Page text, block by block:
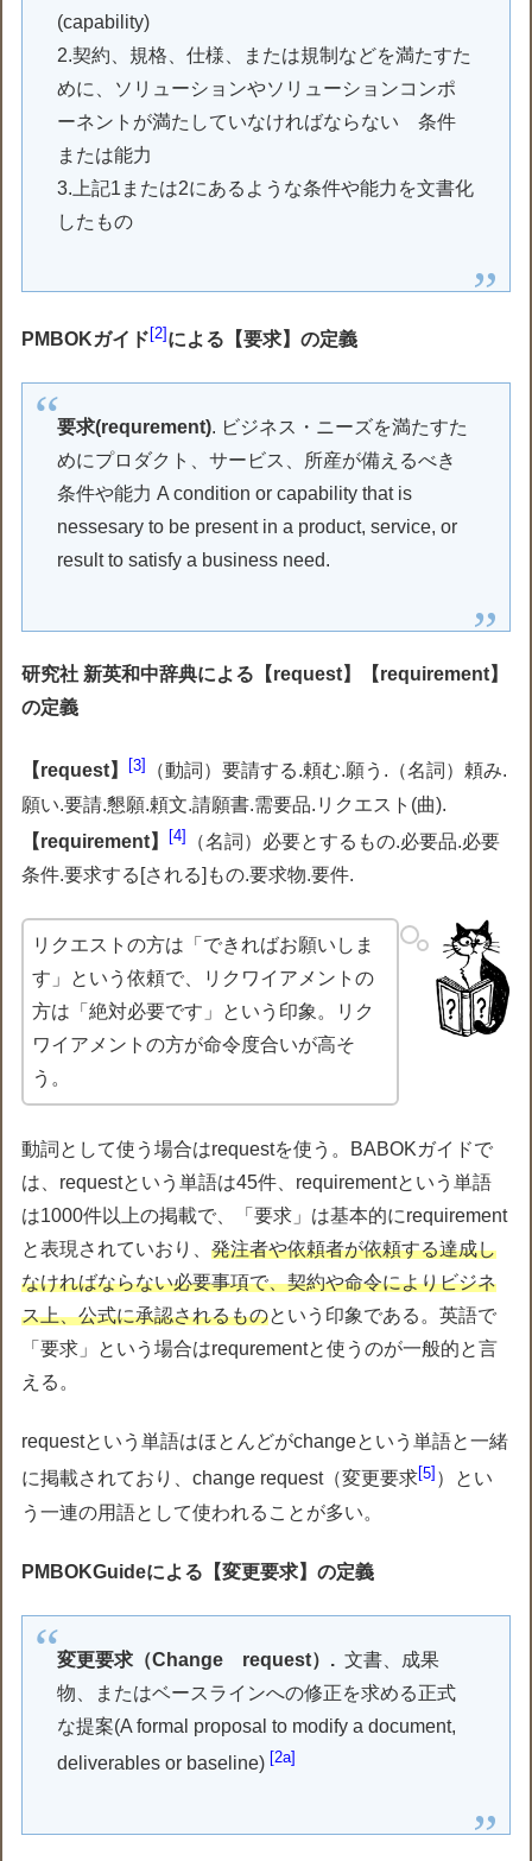
(capability)
2.契約、規格、仕様、または規制などを満たすた
めに、ソリューションやソリューションコンポ
ーネントが満たしていなければならない 条件
または能力
3.上記1または2にあるような条件や能力を文書化
したもの
PMBOKガイド 2 による【要求】の定義
要求(requrement). ビジネス・ニーズを満たすた
めにプロダクト、サービス、所産が備えるべき
条件や能力 A condition or capability that is
nessesary to be present in a product, service, or
result to satisfy a business need.
研究社 新英和中辞典による【request】【requirement】
の定義
【request】 3
（動詞）要請する.頼む.願う. （名詞）頼み.
願い.要請.懇願.頼文.請願書.需要品.リクエスト(曲).
【requirement】
4
（名詞）必要とするもの.必要品.必要
条件.要求する[される]もの.要求物.要件.
リクエストの方は「できればお願いしま
す」という依頼で、リクワイアメントの
方は「絶対必要です」という印象。リク
ワイアメントの方が命令度合いが高そ
う。
動詞として使う場合はrequestを使う。BABOKガイドで
は、requestという単語は45件、requirementという単語
は1000件以上の掲載で、「要求」は基本的にrequirement
と表現されていおり、発注者や依頼者が依頼する達成し
なければならない必要事項で、契約や命令によりビジネ
ス上、公式に承認されるものという印象である。英語で
「要求」という場合はrequrementと使うのが一般的と言
える。
requestという単語はほとんどがchangeという単語と一緒
に掲載されており、change request（変更要求 5 ）とい
う一連の用語として使われることが多い。
PMBOKGuideによる【変更要求】の定義
変更要求（Change request）. 文書、成果
物、またはベースラインへの修正を求める正式
な提案(A formal proposal to modify a document,
deliverables or baseline) [2a]